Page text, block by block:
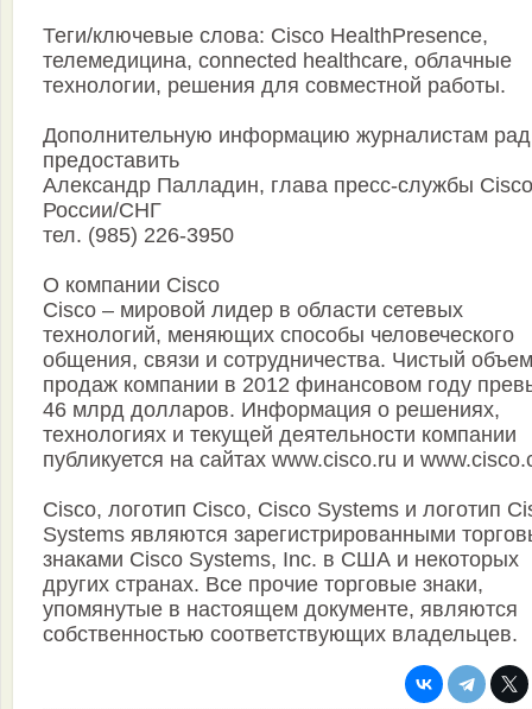
Теги/ключевые слова: Cisco HealthPresence,
телемедицина, connected healthcare, облачные
технологии, решения для совместной работы.
Дополнительную информацию журналистам рад
предоставить
Александр Палладин, глава пресс-службы
России/СНГ
тел. (985) 226-3950
О компании Cisco
Cisco – мировой лидер в области сетевых
технологий, меняющих способы человеческого
общения, связи и сотрудничества. Чистый объем
продаж компании в 2012 финансовом году
46 млрд долларов. Информация о решениях,
технологиях и текущей деятельности компании
публикуется на сайтах www.cisco.ru и
Cisco, логотип Cisco, Cisco Systems и логотип
Systems являются зарегистрированными
знаками Cisco Systems, Inc. в США и некоторых
других странах. Все прочие торговые знаки,
упомянутые в настоящем документе, являются
собственностью соответствующих владельцев.